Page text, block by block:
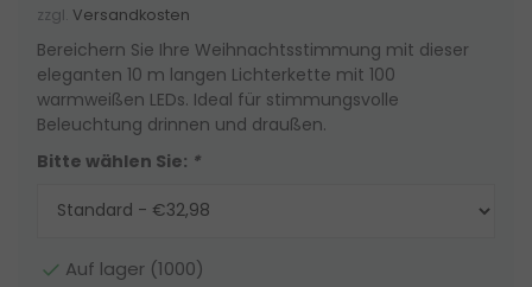
zzgl. Versandkosten
Bereichern Sie Ihre Weihnachtsstimmung mit dieser
eleganten 10 m langen Lichterkette mit 100
warmweißen LEDs. Ideal für stimmungsvolle
Beleuchtung drinnen und draußen.
Bitte wählen Sie: *
Auf lager (1000)